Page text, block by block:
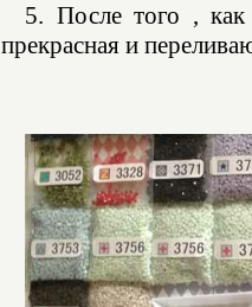
5. После того , как
прекрасная и